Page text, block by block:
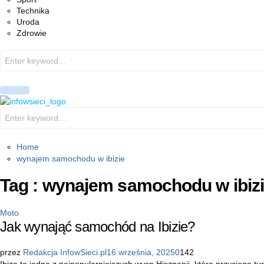
Technika
Uroda
Zdrowie
for:
PRIMARY
for:
Home
wynajem samochodu w ibizie
Tag : wynajem samochodu w
Moto
Jak wynająć samochód na Ibizie?
przez Redakcja InfowSieci.pl16 września, 20250142